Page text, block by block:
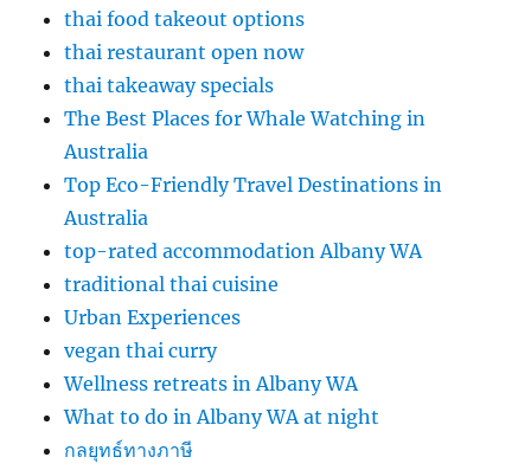
thai food takeout options
thai restaurant open now
thai takeaway specials
The Best Places for Whale Watching in
Australia
Top Eco-Friendly Travel Destinations in
Australia
top-rated accommodation Albany WA
traditional thai cuisine
Urban Experiences
vegan thai curry
Wellness retreats in Albany WA
What to do in Albany WA at night
กลยุทธ์ทางภาษี